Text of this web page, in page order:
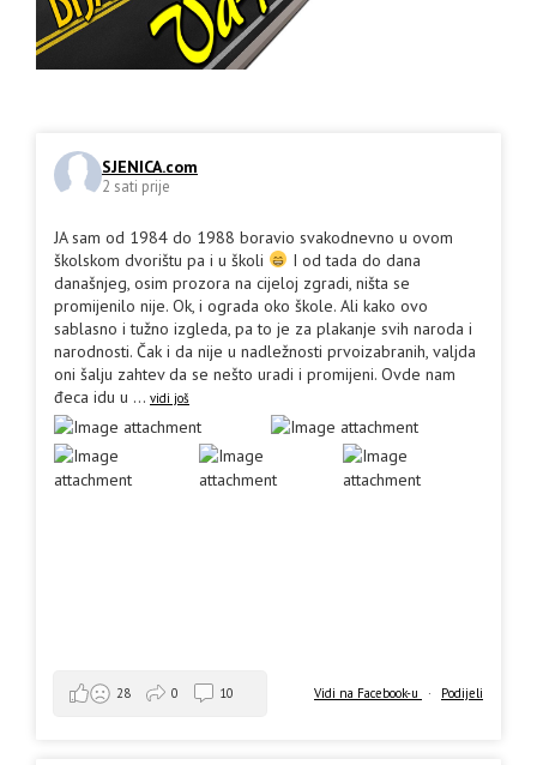
SJENICA.com
2 sati prije
JA sam od 1984 do 1988 boravio svakodnevno u ovom
školskom dvorištu pa i u školi
I od tada do dana
današnjeg, osim prozora na cijeloj zgradi, ništa se
promijenilo nije. Ok, i ograda oko škole. Ali kako ovo
sablasno i tužno izgleda, pa to je za plakanje svih naroda i
narodnosti. Čak i da nije u nadležnosti prvoizabranih, valjda
oni šalju zahtev da se nešto uradi i promijeni. Ovde nam
đeca idu u ... vidi još
Vidi na Facebook-u · Podijeli
28 0 10